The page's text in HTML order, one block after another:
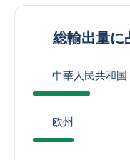
総輸出量に
中華人民共和国
欧州